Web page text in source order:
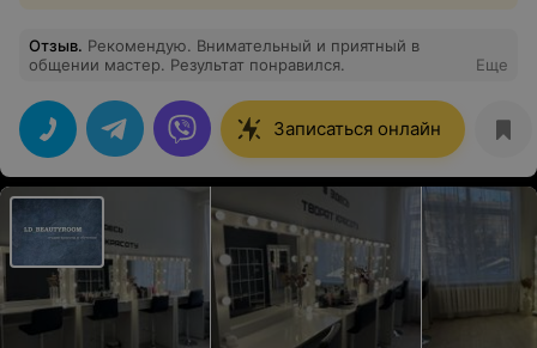
Отзыв. Рекомендую. Внимательный и приятный в
общении мастер. Результат понравился.
Еще
Записаться онлайн